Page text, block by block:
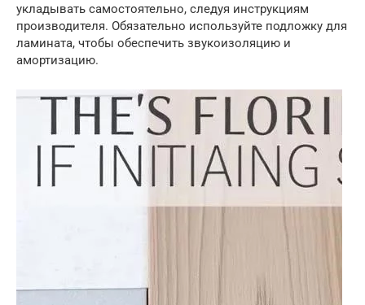
укладывать самостоятельно, следуя инструкциям
производителя. Обязательно используйте подложку для
ламината, чтобы обеспечить звукоизоляцию и
амортизацию.